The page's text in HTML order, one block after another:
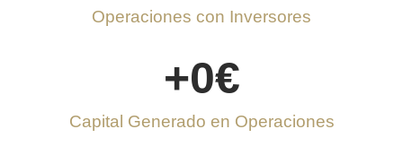
Operaciones con Inversores
Capital Generado en Operaciones
+0€